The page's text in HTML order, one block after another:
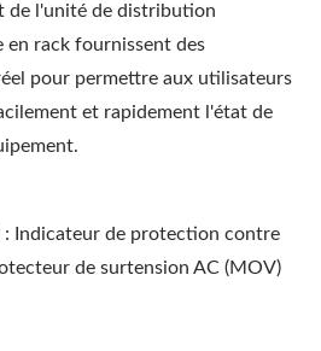
de l'unité de distribution
rack fournissent des
pour permettre aux utilisateurs
et rapidement l'état de
: Indicateur de protection contre
de surtension AC (MOV)